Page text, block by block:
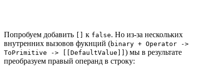
Попробуем добавить к false. Но из-за нескольких
внутренних вызовов фукнций (binary + Operator ->
ToPrimitive -> [[DefaultValue]] ) мы в результате
преобразуем правый операнд в строку: